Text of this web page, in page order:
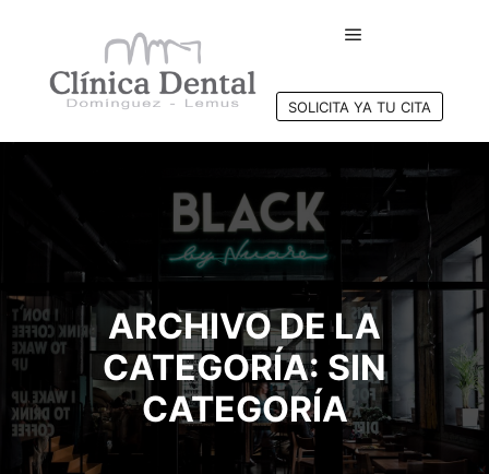
SOLICITA YA TU CITA
ARCHIVO DE LA
CATEGORÍA: SIN
CATEGORÍA